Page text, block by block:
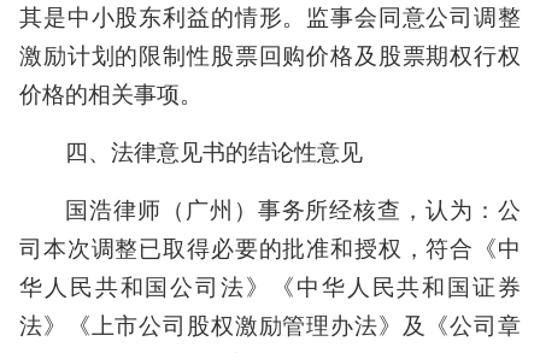
其是中小股东利益的情形。监事会同意公司调整
激励计划的限制性股票回购价格及股票期权行权
价格的相关事项。
四、法律意见书的结论性意见
国浩律师（广州）事务所经核查，认为：公
司本次调整已取得必要的批准和授权，符合《中
华人民共和国公司法》《中华人民共和国证券
法》《上市公司股权激励管理办法》及《公司章